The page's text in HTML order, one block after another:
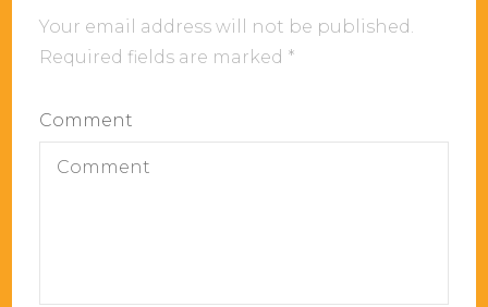
Your email address will not be published.
Required fields are marked *
Comment